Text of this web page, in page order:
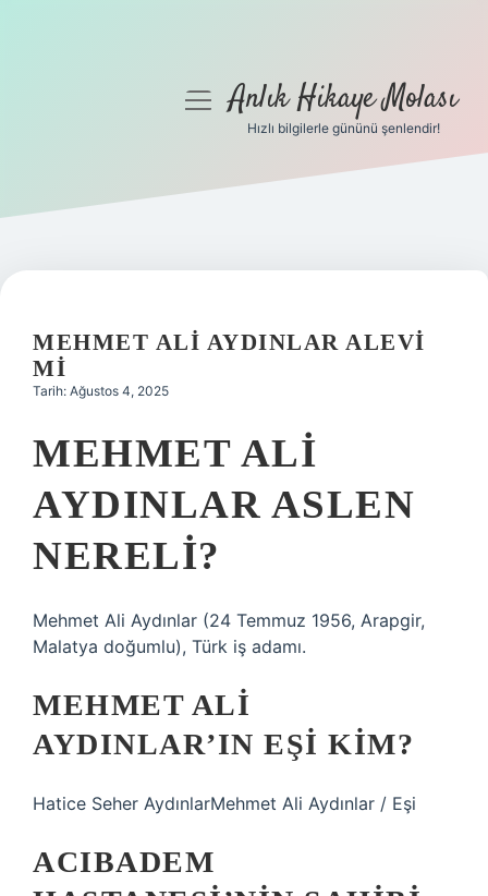
Gizlilik Politikası
Yasal Uyarı
menüyüAnlık Hikaye Molası
Hızlı bilgilerle gününü şenlendir!
MEHMET ALI AYDINLAR ALEVI
MI
Tarih: Ağustos 4, 2025
MEHMET ALI
AYDINLAR ASLEN
NERELI?
Mehmet Ali Aydınlar (24 Temmuz 1956, Arapgir,
Malatya doğumlu), Türk iş adamı.
MEHMET ALI
AYDINLAR’IN EŞI KIM?
Hatice Seher AydınlarMehmet Ali Aydınlar / Eşi
ACIBADEM